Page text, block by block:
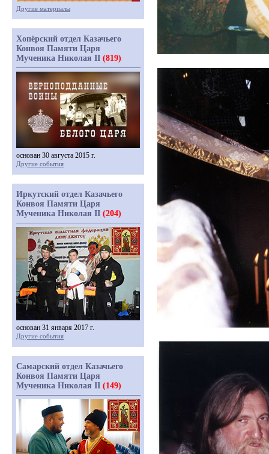
Другие материалы
Хопёрский отдел Казачьего
Конвоя Памяти Царя
Мученика Николая II (819)
основан 30 августа 2015 г.
Другие события
Иркутский отдел Казачьего
Конвоя Памяти Царя
Мученика Николая II (204)
основан 31 января 2017 г.
Другие события
Самарский отдел Казачьего
Конвоя Памяти Царя
Мученика Николая II (149)